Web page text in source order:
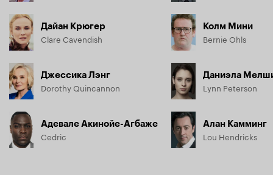
Дайан Крюгер
Clare Cavendish
Джессика Лэнг
Dorothy Quincannon
Адевале Акинойе-Агбаже
Cedric
Колм Мини
Bernie Ohls
Даниэла
Lynn Peterson
Алан Камминг
Lou Hendricks